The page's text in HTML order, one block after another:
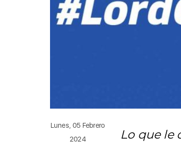
Lunes, 05 Febrero
2024
Lo que le